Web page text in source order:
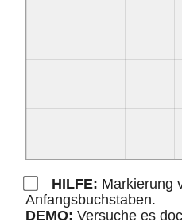
HILFE: Markierung
Anfangsbuchstaben.
DEMO: Versuche es